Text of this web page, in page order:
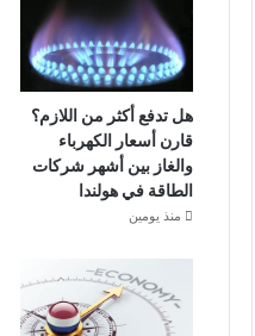
هل تدفع أكثر من اللازم؟
قارن أسعار الكهرباء
والغاز بين أشهر شركات
الطاقة في هولندا
منذ يومين